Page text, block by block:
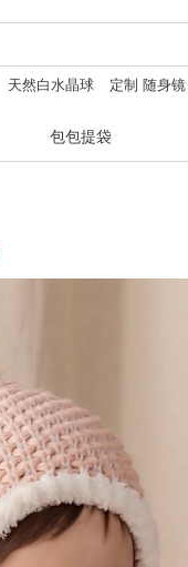
天然白水晶球 定制 随身
包包提袋